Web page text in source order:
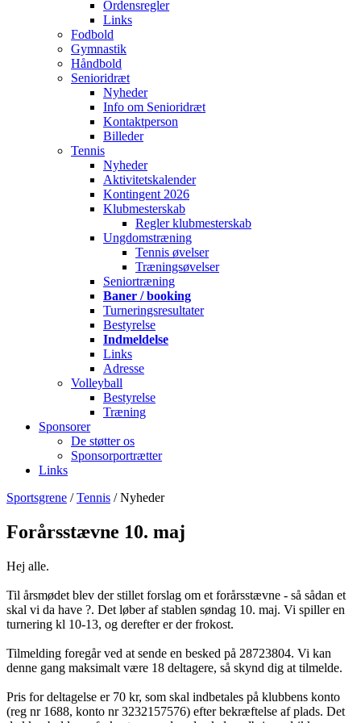
Ordensregler
Links
Fodbold
Gymnastik
Håndbold
Senioridræt
Nyheder
Info om Senioridræt
Kontaktperson
Billeder
Tennis
Nyheder
Aktivitetskalender
Kontingent 2026
Klubmesterskab
Regler klubmesterskab
Ungdomstræning
Tennis øvelser
Træningsøvelser
Seniortræning
Baner / booking
Turneringsresultater
Bestyrelse
Indmeldelse
Links
Adresse
Volleyball
Bestyrelse
Træning
Sponsorer
De støtter os
Sponsorportrætter
Links
Sportsgrene /Tennis / Nyheder
Forårsstævne 10. maj
Hej alle.
Til årsmødet blev der stillet forslag om et forårsstævne - så sådan et
skal vi da have ?. Det løber af stablen søndag 10. maj. Vi spiller en
turnering kl 10-13, og derefter er der frokost.
Tilmelding foregår ved at sende en besked på 28723804. Vi kan
denne gang maksimalt være 18 deltagere, så skynd dig at tilmelde.
Pris for deltagelse er 70 kr, som skal indbetales på klubbens konto
(reg nr 1688, konto nr 3232157576) efter bekræftelse af plads. Det